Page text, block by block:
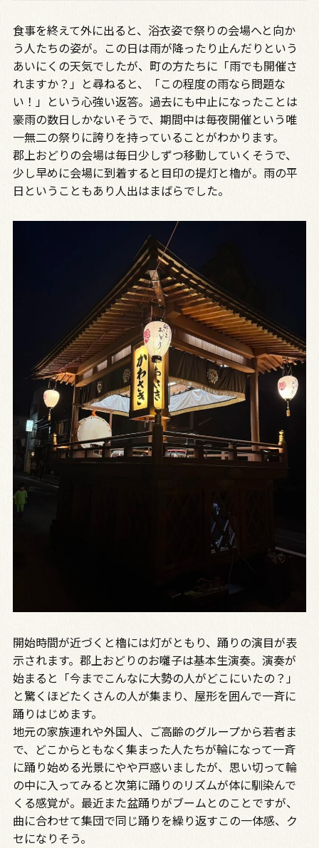
食事を終えて外に出ると、浴衣姿で祭りの会場へと向か
う人たちの姿が。この日は雨が降ったり止んだりという
あいにくの天気でしたが、町の方たちに「雨でも開催さ
れますか？」と尋ねると、「この程度の雨なら問題な
い！」という心強い返答。過去にも中止になったことは
豪雨の数日しかないそうで、期間中は毎夜開催という唯
一無二の祭りに誇りを持っていることがわかります。
郡上おどりの会場は毎日少しずつ移動していくそうで、
少し早めに会場に到着すると目印の提灯と櫓が。雨の平
日ということもあり人出はまばらでした。
開始時間が近づくと櫓には灯がともり、踊りの演目が表
示されます。郡上おどりのお囃子は基本生演奏。演奏が
始まると「今までこんなに大勢の人がどこにいたの？」
と驚くほどたくさんの人が集まり、屋形を囲んで一斉に
踊りはじめます。
地元の家族連れや外国人、ご高齢のグループから若者ま
で、どこからともなく集まった人たちが輪になって一斉
に踊り始める光景にやや戸惑いましたが、思い切って輪
の中に入ってみると次第に踊りのリズムが体に馴染んで
くる感覚が。最近また盆踊りがブームとのことですが、
曲に合わせて集団で同じ踊りを繰り返すこの一体感、ク
セになりそう。